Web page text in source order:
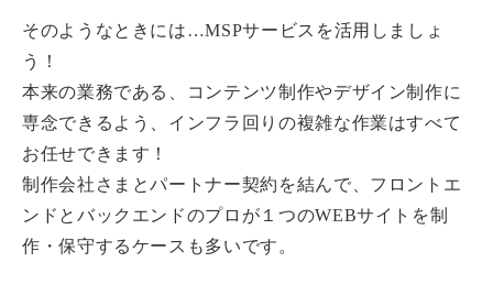
そのようなときには…MSPサービスを活用しましょ
う！
本来の業務である、コンテンツ制作やデザイン制作に
専念できるよう、 インフラ回りの複雑な作業はすべて
お任せできます！
制作会社さまとパートナー契約を結んで、フロントエ
ンドと バックエンドのプロ が１つのWEBサイトを制
作・保守するケースも多いです。